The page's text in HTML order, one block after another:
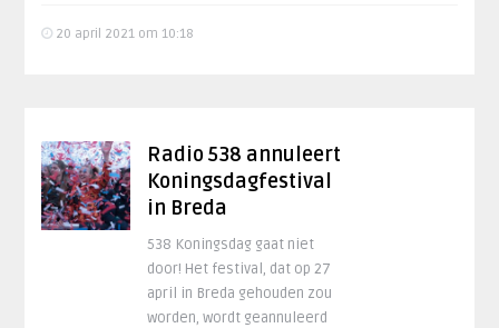
20 april 2021 om 10:18
Radio 538 annuleert
Koningsdagfestival
in Breda
538 Koningsdag gaat niet
door! Het festival, dat op 27
april in Breda gehouden zou
worden, wordt geannuleerd